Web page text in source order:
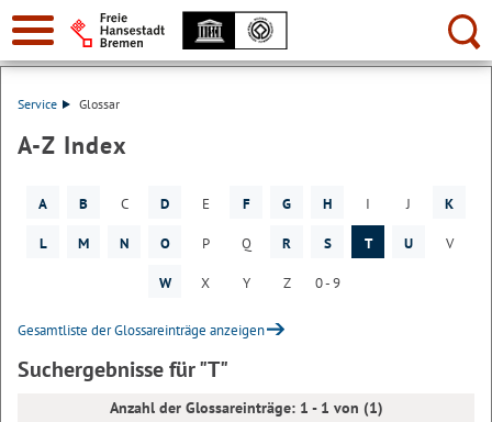
Suche:
Service Glossar
A-Z Index
A B C D E F G H I J K
L M N O P Q R S T U V
W X Y Z 0 - 9
Gesamtliste der Glossareinträge anzeigen
Suchergebnisse für "T"
Anzahl der Glossareinträge: 1 - 1 von (1)